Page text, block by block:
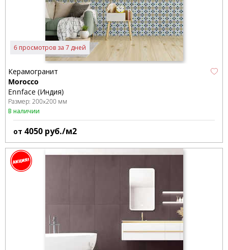
6 просмотров за 7 дней
Керамогранит
Morocco
Ennface (Индия)
Размер: 200x200 мм
В наличии
от 4050 руб./м2